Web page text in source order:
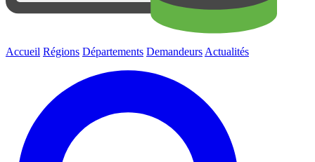
Accueil Régions Départements Demandeurs Actualités